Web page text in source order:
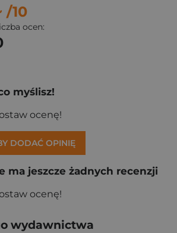
/10
ocen:
myślisz!
ocenę!
DODAĆ OPINIĘ
ma jeszcze żadnych recenzji
ocenę!
wydawnictwa